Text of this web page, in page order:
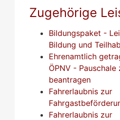
Zugehörige
Bildungspaket -
Bildung und
Ehrenamtlich
ÖPNV -
beantragen
Fahrerlaubnis zur
Fahrerlaubnis zur